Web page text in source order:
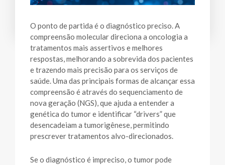
O ponto de partida é o diagnóstico preciso. A
compreensão molecular direciona a oncologia a
tratamentos mais assertivos e melhores
respostas, melhorando a sobrevida dos pacientes
e trazendo mais precisão para os serviços de
saúde. Uma das principais formas de alcançar essa
compreensão é através do sequenciamento de
nova geração (NGS), que ajuda a entender a
genética do tumor e identificar “drivers” que
desencadeiam a tumorigênese, permitindo
prescrever tratamentos alvo-direcionados.
Se o diagnóstico é impreciso, o tumor pode